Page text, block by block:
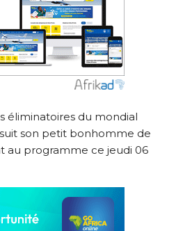
éliminatoires du mondial
son petit bonhomme de
au programme ce jeudi 06